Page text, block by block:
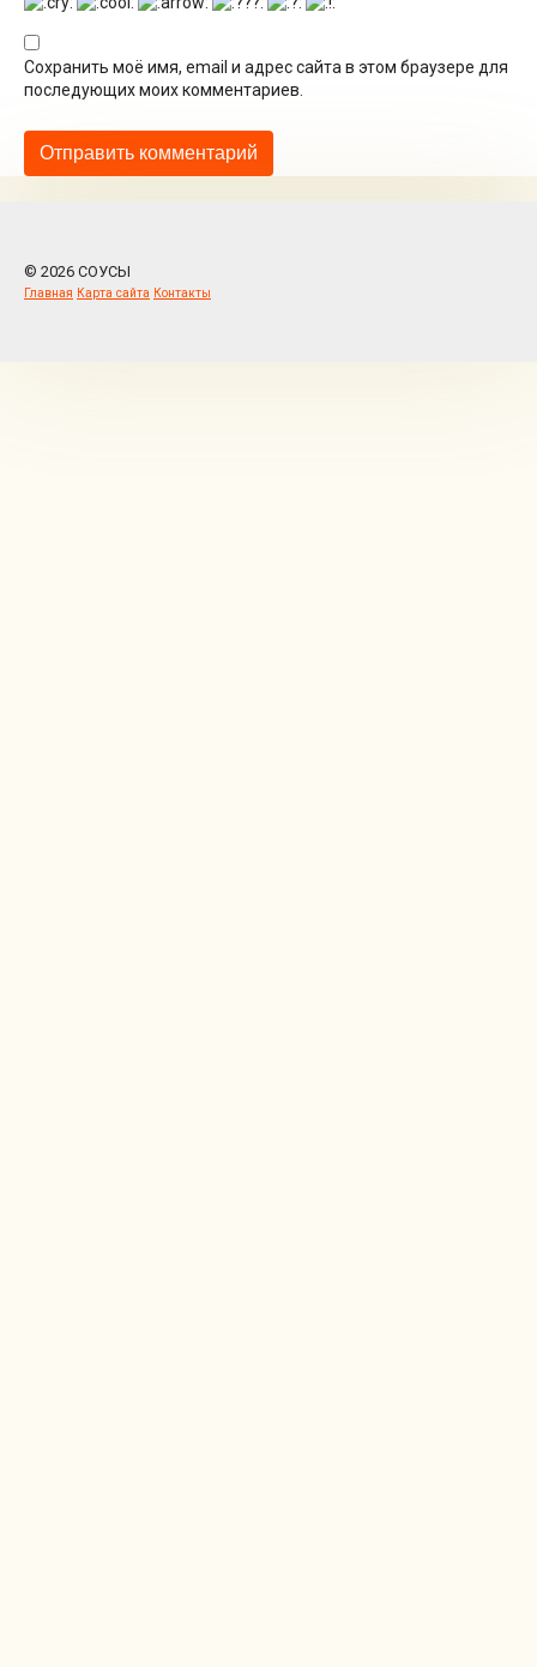
Сохранить моё имя, email и адрес сайта в этом браузере для
последующих моих комментариев.
© 2026 СОУСЫ
Главная Карта сайта Контакты